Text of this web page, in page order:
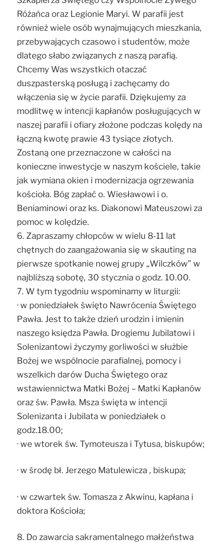
Różańca oraz Legionie Maryi. W parafii jest
również wiele osób wynajmujących mieszkania,
przebywających czasowo i studentów, może
dlatego słabo związanych z naszą parafią.
Chcemy Was wszystkich otaczać
duszpasterską posługą i zachęcamy do
włączenia się w życie parafii. Dziękujemy za
modlitwę w intencji kapłanów posługujących w
naszej parafii i ofiary złożone podczas kolędy na
łączną kwotę prawie 43 tysiące złotych.
Zostaną one przeznaczone w całości na
konieczne inwestycje w naszym kościele, takie
jak wymiana okien i modernizacja ogrzewania
kościoła. Bóg zapłać o. Wiesławowi i o.
Beniaminowi oraz ks. Diakonowi Mateuszowi za
pomoc w kolędzie.
6. Zapraszamy chłopców w wielu 8-11 lat
chętnych do zaangażowania się w skauting na
pierwsze spotkanie nowej grupy „Wilczków” w
najbliższą sobotę, 30 stycznia o godz. 10.00.
7. W tym tygodniu wspominamy w liturgii:
· w poniedziałek święto Nawrócenia Świętego
Pawła. Jest to także dzień urodzin i imienin
naszego księdza Pawła. Drogiemu Jubilatowi i
Solenizantowi życzymy gorliwości w służbie
Bożej we wspólnocie parafialnej, pomocy i
wszelkich darów Ducha Świętego oraz
wstawiennictwa Matki Bożej – Matki Kapłanów
oraz św. Pawła. Msza święta w intencji
Solenizanta i Jubilata w poniedziałek o
godz.18.00;
· we wtorek św. Tymoteusza i Tytusa, biskupów;
· w środę bł. Jerzego Matulewicza , biskupa;
· w czwartek św. Tomasza z Akwinu, kapłana i
doktora Kościoła;
8. Do zawarcia sakramentalnego małżeństwa